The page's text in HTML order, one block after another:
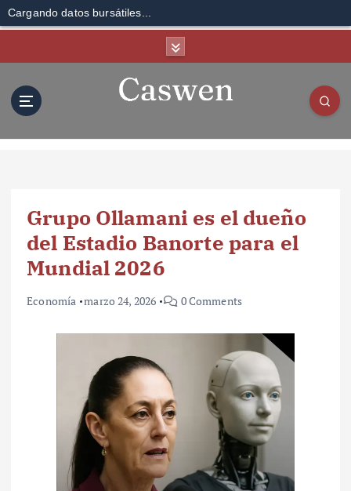
Cargando datos bursátiles...
Grupo Ollamani es el dueño
del Estadio Banorte para el
Mundial 2026
Economía marzo 24, 2026 0 Comments